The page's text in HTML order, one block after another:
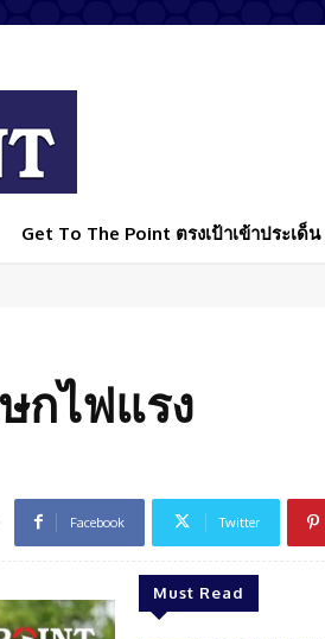
Get To The Point ตรงเป้าเข้าประเด็น
กไฟแรง
Facebook Twitter
Must Read